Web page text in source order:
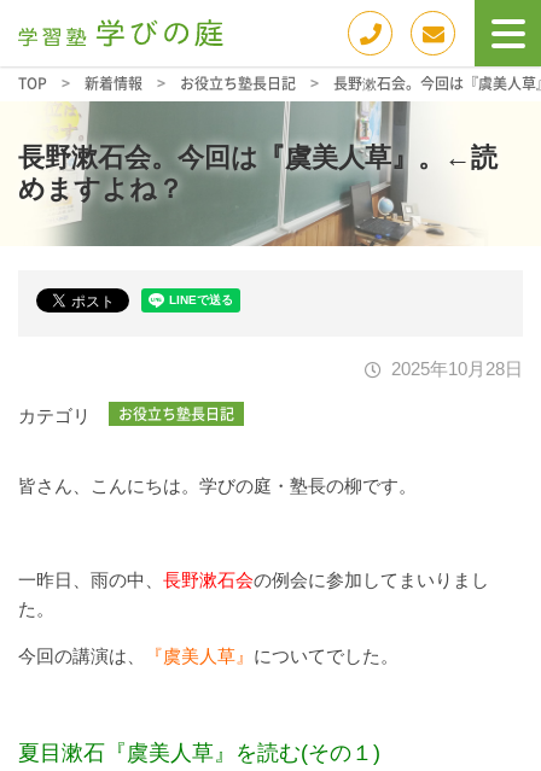
TOP > 新着情報 > お役立ち塾長日記 > 長野漱石会。今回は『虞美人
長野漱石会。今回は『虞美人草』。←読
めますよね？
2025年10月28日
カテゴリ お役立ち塾長日記
皆さん、こんにちは。学びの庭・塾長の柳です。
一昨日、雨の中、 長野漱石会の例会に参加してまいりまし
た。
今回の講演は、 『虞美人草』 についてでした。
夏目漱石『虞美人草』を読む(その１)